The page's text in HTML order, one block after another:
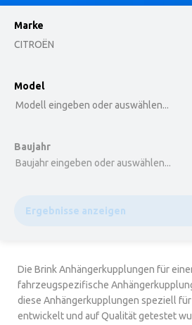
Marke
CITROËN
option , selected.
Model
Modell eingeben oder auswählen...
Baujahr
Baujahr eingeben oder auswählen...
Ergebnisse anzeigen
Die Brink Anhängerkupplungen für
fahrzeugspezifische
diese Anhängerkupplungen speziell für
entwickelt und auf Qualität getestet